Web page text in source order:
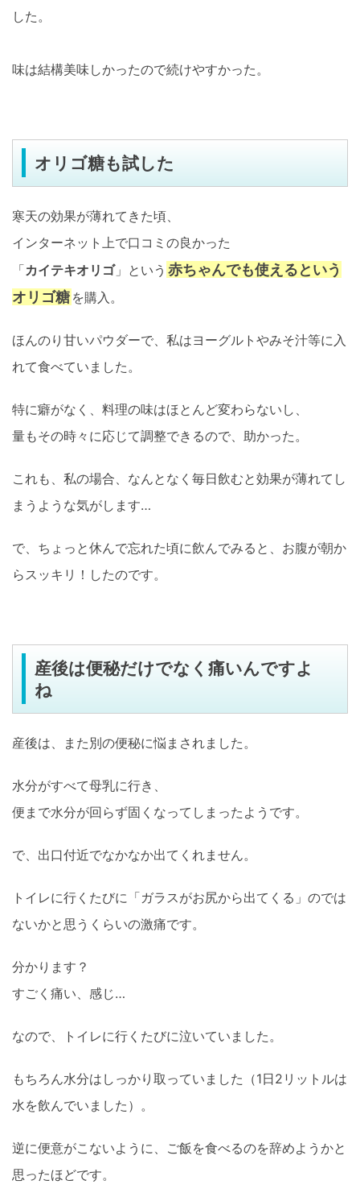
した。
味は結構美味しかったので続けやすかった。
オリゴ糖も試した
寒天の効果が薄れてきた頃、
インターネット上で口コミの良かった
「カイテキオリゴ」という 赤ちゃんでも使えるという
オリゴ糖 を購入。
ほんのり甘いパウダーで、私はヨーグルトやみそ汁等に入
れて食べていました。
特に癖がなく、料理の味はほとんど変わらないし、
量もその時々に応じて調整できるので、助かった。
これも、私の場合、なんとなく毎日飲むと効果が薄れてし
まうような気がします…
で、ちょっと休んで忘れた頃に飲んでみると、お腹が朝か
らスッキリ！したのです。
産後は便秘だけでなく痛いんですよ
ね
産後は、また別の便秘に悩まされました。
水分がすべて母乳に行き、
便まで水分が回らず固くなってしまったようです。
で、出口付近でなかなか出てくれません。
トイレに行くたびに「ガラスがお尻から出てくる」のでは
ないかと思うくらいの激痛です。
分かります？
すごく痛い、感じ…
なので、トイレに行くたびに泣いていました。
もちろん水分はしっかり取っていました（1日2リットルは
水を飲んでいました）。
逆に便意がこないように、ご飯を食べるのを辞めようかと
思ったほどです。